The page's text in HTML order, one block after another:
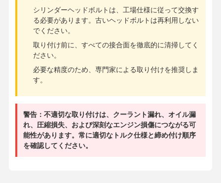
シリンダーヘッドボルトは、工場仕様に従って交換す
る必要があります。古いヘッドボルトは再利用しない
でください。
取り付け前に、すべての接合面を徹底的に清掃してく
ださい。
必要な精度のため、専門家による取り付けを推奨しま
す。
警告：不適切な取り付けは、クーラント漏れ、オイル漏
れ、圧縮損失、および深刻なエンジン損傷につながる可
能性があります。常に適切なトルク仕様と締め付け順序
を確認してください。